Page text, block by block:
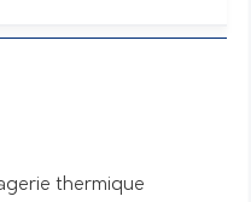
thermique